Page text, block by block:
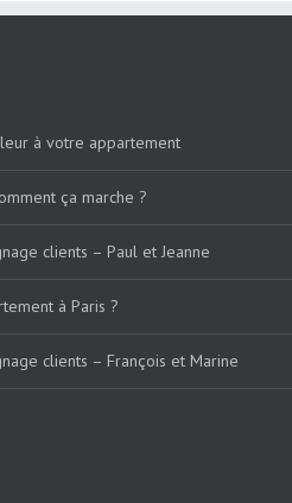
à votre appartement
ça marche ?
clients – Paul et Jeanne
à Paris ?
clients – François et Marine